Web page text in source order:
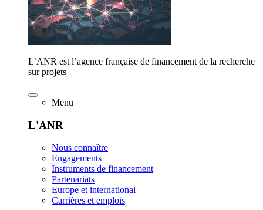
L’ANR est l’agence française de financement de la recherche
sur projets
Menu
L'ANR
Nous connaître
Engagements
Instruments de financement
Partenariats
Europe et international
Carrières et emplois